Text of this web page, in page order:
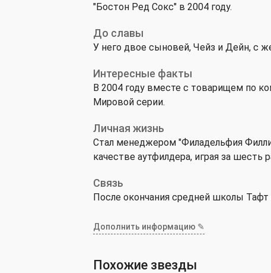
"Бостон Ред Сокс" в 2004 году.
До славы
У него двое сыновей, Чейз и Дейн, с
Интересные факты
В 2004 году вместе с товарищем по
Мировой серии.
Личная жизнь
Стал менеджером "Филадельфия
качестве аутфилдера, играя за шесть
Связь
После окончания средней школы Тафт
Дополнить информацию ✎
Похожие звезды